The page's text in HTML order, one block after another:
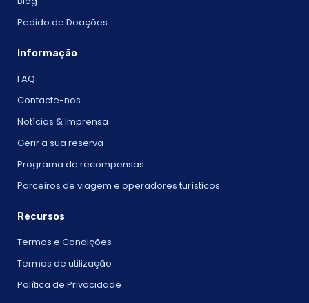
Pedido de Doações
Informação
FAQ
Contacte-nos
Notícias & Imprensa
Gerir a sua reserva
Programa de recompensas
Parceiros de viagem e operadores turísticos
Recursos
Termos e Condições
Termos de utilização
Política de Privacidade